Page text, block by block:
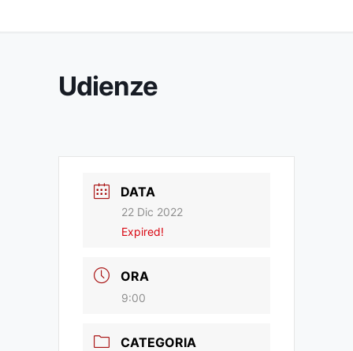
Udienze
DATA
22 Dic 2022
Expired!
ORA
9:00
CATEGORIA